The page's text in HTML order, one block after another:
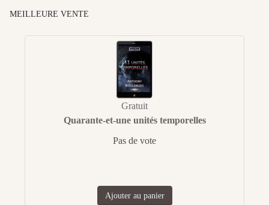
MEILLEURE VENTE
Gratuit
Quarante-et-une unités temporelles
Pas de vote
Ajouter au panier